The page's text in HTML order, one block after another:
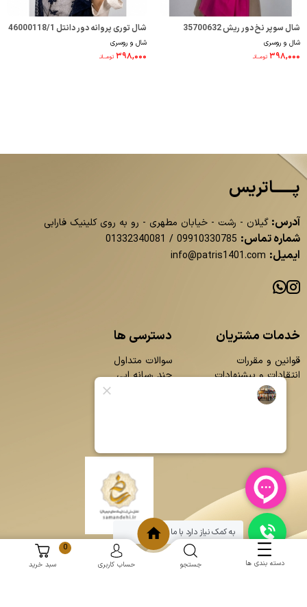
شال سوپر نخ دور ریش 35700632
شال و روسری
۳۹۸,۰۰۰ تومــانـ
شال توری پروانه دور دانتل 46000118/1
شال و روسری
۳۹۸,۰۰۰ تومــانـ
پــــــاتریس
آدرس: گیلان - رشت - خیابان مطهری - رو به روی کلینیک فارابی
شماره تماس: 09910330785
/
01332340081
ایمیل: info@patris1401.com
خدمات مشتریان
قوانین و مقررات
انتقادات و پیشنهادات
دسترسی ها
سوالات متداول
چند رسانه ایی
دسته بندی ها جستجو حساب کاربری
0
سبد خرید
به کمک نیاز دارد با ما چت کنید